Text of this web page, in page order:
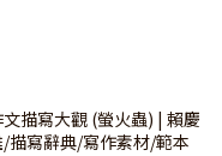
文描寫大觀 (螢火蟲) | 賴慶
描寫辭典/寫作素材/範本